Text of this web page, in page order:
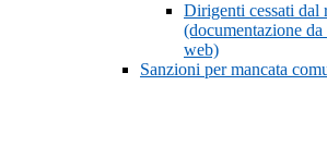
Dirigenti cessati dal
(documentazione
web)
Sanzioni per mancata